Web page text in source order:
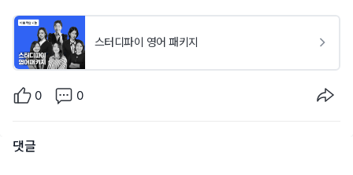
스터디파이 영어 패키지
0 0
댓글